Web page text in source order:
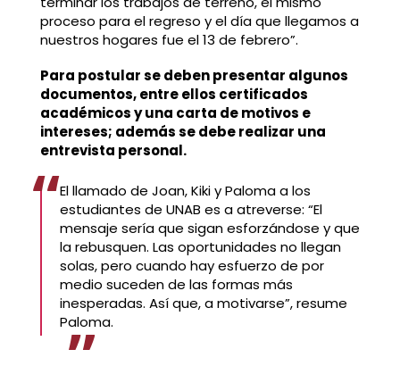
proceso para el regreso y el día que llegamos a
nuestros hogares fue el 13 de febrero”.
Para postular se deben presentar algunos
documentos, entre ellos certificados
académicos y una carta de motivos e
intereses; además se debe realizar una
entrevista personal.
El llamado de Joan, Kiki y Paloma a los
estudiantes de UNAB es a atreverse: “El
mensaje sería que sigan esforzándose y que
la rebusquen. Las oportunidades no llegan
solas, pero cuando hay esfuerzo de por
medio suceden de las formas más
inesperadas. Así que, a motivarse”, resume
Paloma.